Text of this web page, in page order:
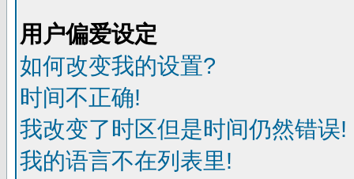
用户偏爱设定
如何改变我的设置?
时间不正确!
我改变了时区但是时间仍然错误!
我的语言不在列表里!